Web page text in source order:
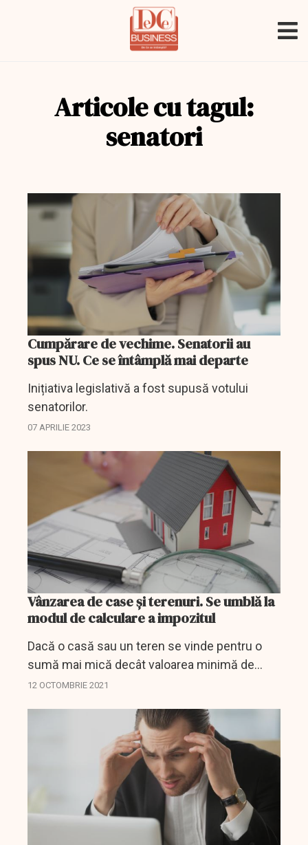
Articole cu tagul:
senatori
Cumpărare de vechime. Senatorii au
spus NU. Ce se întâmplă mai departe
Inițiativa legislativă a fost supusă votului
senatorilor.
07 APRILIE 2023
Vânzarea de case și terenuri. Se umblă la
modul de calculare a impozitul
Dacă o casă sau un teren se vinde pentru o
sumă mai mică decât valoarea minimă de
piață, impozitul datorat statului se va calcula la
12 OCTOMBRIE 2021